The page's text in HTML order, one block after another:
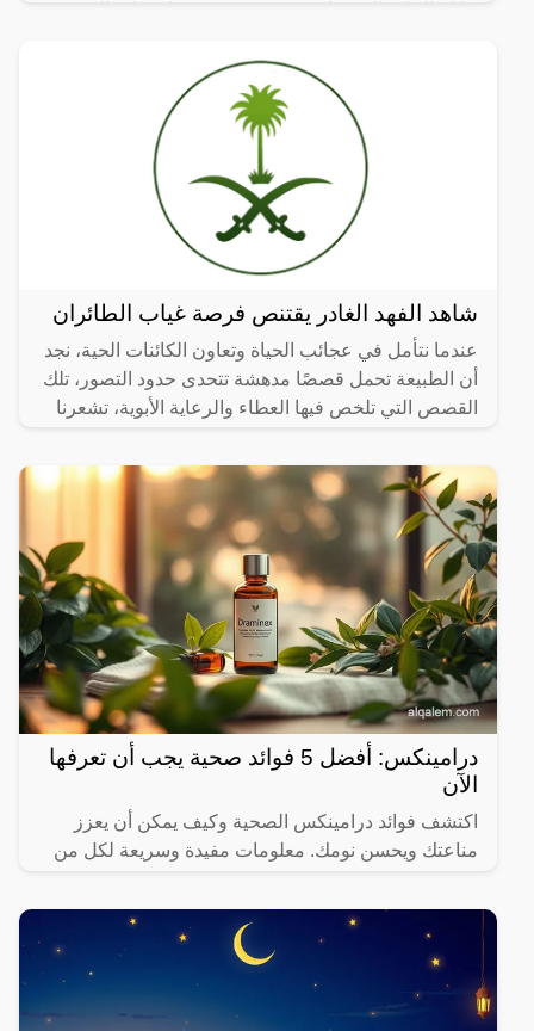
شاهد الفهد الغادر يقتنص فرصة غياب الطائران
عندما نتأمل في عجائب الحياة وتعاون الكائنات الحية، نجد
أن الطبيعة تحمل قصصًا مدهشة تتحدى حدود التصور، تلك
القصص التي تلخص فيها العطاء والرعاية الأبوية، تشعرنا
درامينكس: أفضل 5 فوائد صحية يجب أن تعرفها
الآن
اكتشف فوائد درامينكس الصحية وكيف يمكن أن يعزز
مناعتك ويحسن نومك. معلومات مفيدة وسريعة لكل من